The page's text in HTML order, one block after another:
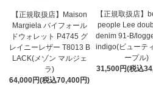
【正規取扱店】Maison
Margiela バイフォール
ドウォレット P4745 グ
レイニーレザー T8013 B
LACK(メゾン マルジェ
ラ)
64,000円(税込70,400円)
【正規取扱店】
people Lee
denim 91-B/
indigo(ビューテ
ープル)
31,500円(税込